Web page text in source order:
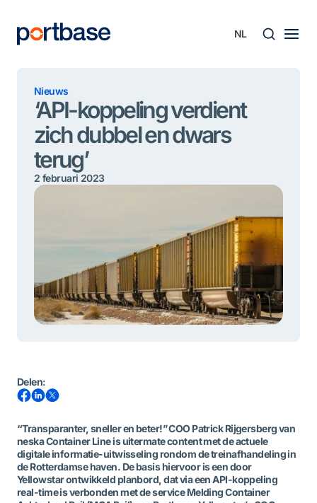
inhoud
Nieuws
‘API-koppeling verdient
zich dubbel en dwars
terug’
2 februari 2023
Delen:
“Transparanter, sneller en beter!” COO Patrick Rijgersberg van
neska Container Line is uitermate content met de actuele
digitale informatie-uitwisseling rondom de treinafhandeling in
de Rotterdamse haven. De basis hiervoor is een door
Yellowstar ontwikkeld planbord, dat via een API-koppeling
real-time is verbonden met de service Melding Container